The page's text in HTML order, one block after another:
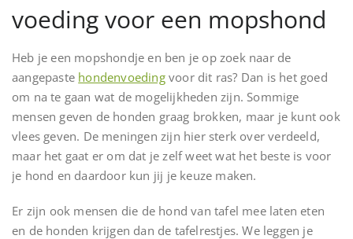
voeding voor een mopshond
Heb je een mopshondje en ben je op zoek naar de
aangepaste hondenvoedingvoor dit ras? Dan is het goed
om na te gaan wat de mogelijkheden zijn. Sommige
mensen geven de honden graag brokken, maar je kunt ook
vlees geven. De meningen zijn hier sterk over verdeeld,
maar het gaat er om dat je zelf weet wat het beste is voor
je hond en daardoor kun jij je keuze maken.
Er zijn ook mensen die de hond van tafel mee laten eten
en de honden krijgen dan de tafelrestjes. We leggen je